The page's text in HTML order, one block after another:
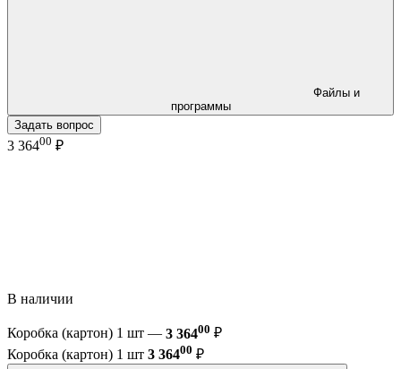
программы
Задать вопрос
3 36400 ₽
В наличии
Коробка (картон) 1 шт — 3 36400 ₽
Коробка (картон) 1 шт 3 36400 ₽